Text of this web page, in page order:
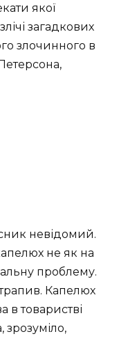
якої
загадкових
злочинного в
невідомий.
не як на
проблему.
Капелюх
товаристві
зрозуміло,